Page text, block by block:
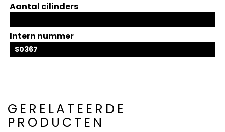
Aantal cilinders
Intern nummer
S0367
GERELATEERDE
PRODUCTEN